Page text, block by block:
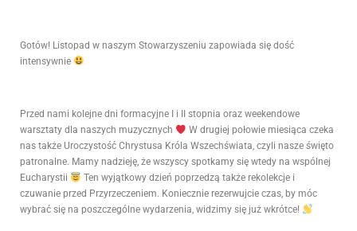
Gotów! Listopad w naszym Stowarzyszeniu zapowiada się dość
intensywnie
Przed nami kolejne dni formacyjne I i II stopnia oraz weekendowe
warsztaty dla naszych muzycznych
W drugiej połowie miesiąca czeka
nas także Uroczystość Chrystusa Króla Wszechświata, czyli nasze święto
patronalne. Mamy nadzieję, że wszyscy spotkamy się wtedy na wspólnej
Eucharystii
Ten wyjątkowy dzień poprzedzą także rekolekcje i
czuwanie przed Przyrzeczeniem. Koniecznie rezerwujcie czas, by móc
wybrać się na poszczególne wydarzenia, widzimy się już wkrótce!